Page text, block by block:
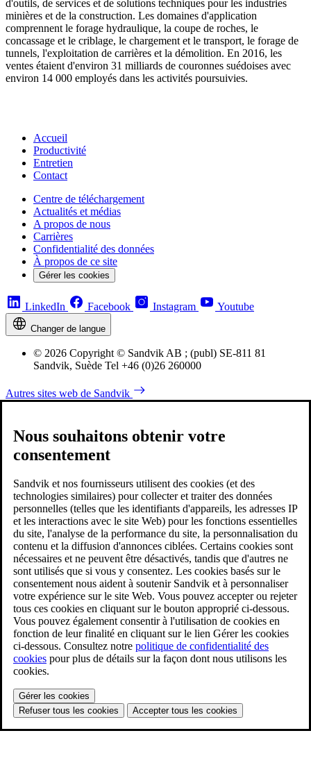
d'outils, de services et de solutions techniques pour les industries
minières et de la construction. Les domaines d'application
comprennent le forage hydraulique, la coupe de roches, le
concassage et le criblage, le chargement et le transport, le forage de
tunnels, l'exploitation de carrières et la démolition. En 2016, les
ventes étaient d'environ 31 milliards de couronnes suédoises avec
environ 14 000 employés dans les activités poursuivies.
Accueil
Productivité
Entretien
Contact
Centre de téléchargement
Actualités et médias
A propos de nous
Carrières
Confidentialité des données
À propos de ce site
Gérer les cookies
LinkedIn Facebook Instagram Youtube
Changer de langue
© 2026 Copyright © Sandvik AB ; (publ) SE-811 81
Sandvik, Suède Tel +46 (0)26 260000
Autres sites web de Sandvik
Nous souhaitons obtenir votre
consentement
Sandvik et nos fournisseurs utilisent des cookies (et des
technologies similaires) pour collecter et traiter des données
personnelles (telles que les identifiants d'appareils, les adresses IP
et les interactions avec le site Web) pour les fonctions essentielles
du site, l'analyse de la performance du site, la personnalisation du
contenu et la diffusion d'annonces ciblées. Certains cookies sont
nécessaires et ne peuvent être désactivés, tandis que d'autres ne
sont utilisés que si vous y consentez. Les cookies basés sur le
consentement nous aident à soutenir Sandvik et à personnaliser
votre expérience sur le site Web. Vous pouvez accepter ou rejeter
tous ces cookies en cliquant sur le bouton approprié ci-dessous.
Vous pouvez également consentir à l'utilisation de cookies en
fonction de leur finalité en cliquant sur le lien Gérer les cookies
ci-dessous. Consultez notre politique de confidentialité des
cookies pour plus de détails sur la façon dont nous utilisons les
cookies.
Gérer les cookies
Refuser tous les cookies
Accepter tous les cookies